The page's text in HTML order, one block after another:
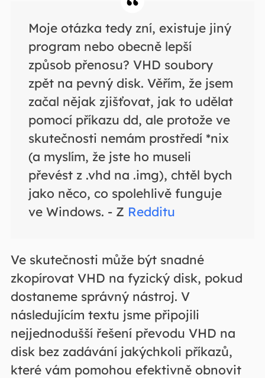
Moje otázka tedy zní, existuje jiný
program nebo obecně lepší
způsob přenosu? VHD soubory
zpět na pevný disk. Věřím, že jsem
začal nějak zjišťovat, jak to udělat
pomocí příkazu dd, ale protože ve
skutečnosti nemám prostředí *nix
(a myslím, že jste ho museli
převést z .vhd na .img), chtěl bych
jako něco, co spolehlivě funguje
ve Windows. - Z Redditu
Ve skutečnosti může být snadné
zkopírovat VHD na fyzický disk, pokud
dostaneme správný nástroj. V
následujícím textu jsme připojili
nejjednodušší řešení převodu VHD na
disk bez zadávání jakýchkoli příkazů,
které vám pomohou efektivně obnovit